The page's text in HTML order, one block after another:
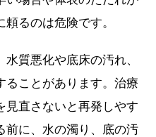
るのは危険です。
質悪化や底床の汚れ、
ることがあります。治療
見直さないと再発しやす
前に、水の濁り、底の汚